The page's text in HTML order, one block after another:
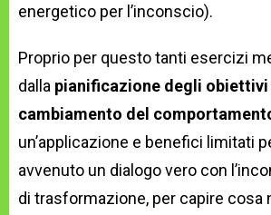
energetico per l’inconscio).
Proprio per questo tanti esercizi
dalla pianificazione degli obiettivi
cambiamento del
un’applicazione e benefici limitati
avvenuto un dialogo vero con
di trasformazione, per capire cosa